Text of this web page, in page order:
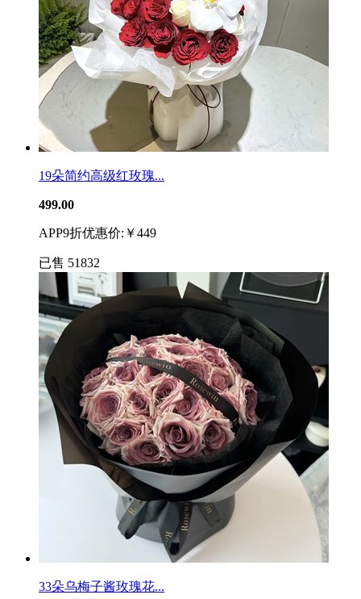
19朵简约高级红玫瑰...
499.00
APP9折优惠价:￥449
已售 51832
33朵乌梅子酱玫瑰花...